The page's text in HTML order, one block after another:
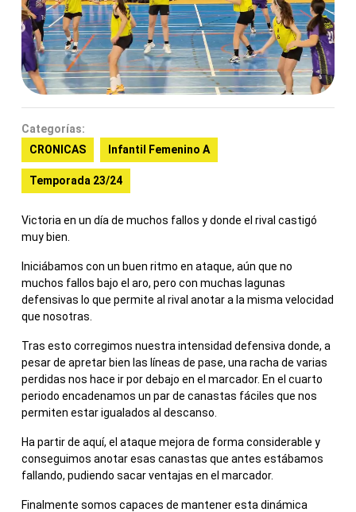
Categorías:
CRONICAS
Infantil Femenino A
Temporada 23/24
Victoria en un día de muchos fallos y donde el rival castigó
muy bien.
Iniciábamos con un buen ritmo en ataque, aún que no
muchos fallos bajo el aro, pero con muchas lagunas
defensivas lo que permite al rival anotar a la misma velocidad
que nosotras.
Tras esto corregimos nuestra intensidad defensiva donde, a
pesar de apretar bien las líneas de pase, una racha de varias
perdidas nos hace ir por debajo en el marcador. En el cuarto
periodo encadenamos un par de canastas fáciles que nos
permiten estar igualados al descanso.
Ha partir de aquí, el ataque mejora de forma considerable y
conseguimos anotar esas canastas que antes estábamos
fallando, pudiendo sacar ventajas en el marcador.
Finalmente somos capaces de mantener esta dinámica